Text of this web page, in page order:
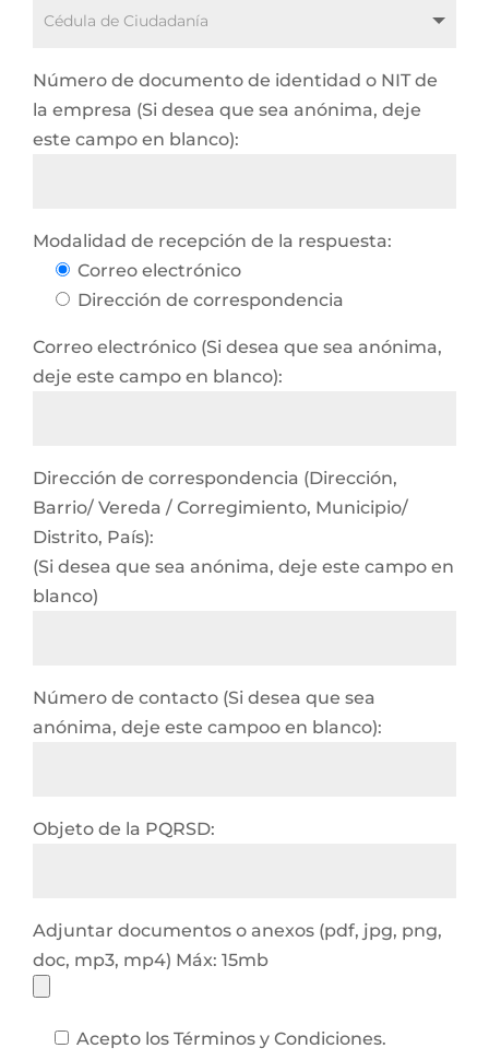
Número de documento de identidad o NIT de
la empresa (Si desea que sea anónima, deje
este campo en blanco):
Modalidad de recepción de la respuesta:
Correo electrónico
Dirección de correspondencia
Correo electrónico (Si desea que sea anónima,
deje este campo en blanco):
Dirección de correspondencia (Dirección,
Barrio/ Vereda / Corregimiento, Municipio/
Distrito, País):
(Si desea que sea anónima, deje este campo en
blanco)
Número de contacto (Si desea que sea
anónima, deje este campoo en blanco):
Objeto de la PQRSD:
Adjuntar documentos o anexos (pdf, jpg, png,
doc, mp3, mp4) Máx: 15mb
Acepto los Términos y Condiciones.